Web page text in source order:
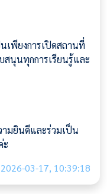
เพียงการเปิดสถานที่
นุนทุกการเรียนรู้และ
มยินดีและร่วมเป็น
ะ
2026-03-17, 10:39:18